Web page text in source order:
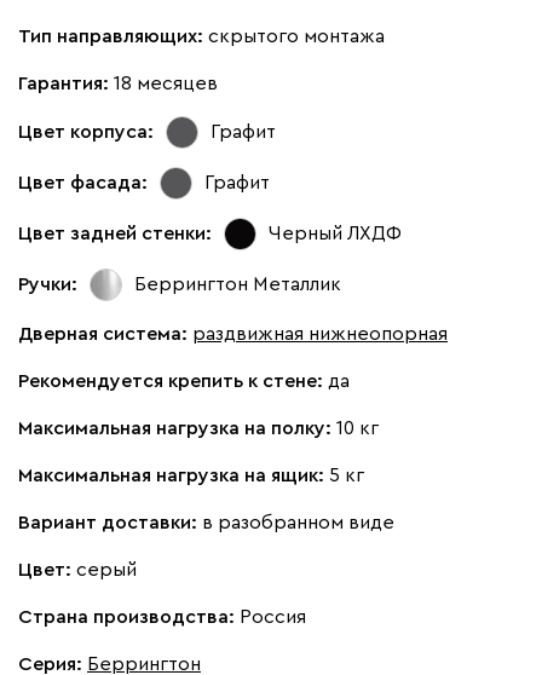
Тип направляющих: скрытого монтажа
Гарантия: 18 месяцев
Цвет корпуса: Графит
Цвет фасада: Графит
Цвет задней стенки: Черный ЛХДФ
Ручки: Беррингтон Металлик
Дверная система: раздвижная нижнеопорная
Рекомендуется крепить к стене: да
Максимальная нагрузка на полку: 10 кг
Максимальная нагрузка на ящик: 5 кг
Вариант доставки: в разобранном виде
Цвет: серый
Страна производства: Россия
Серия: Беррингтон